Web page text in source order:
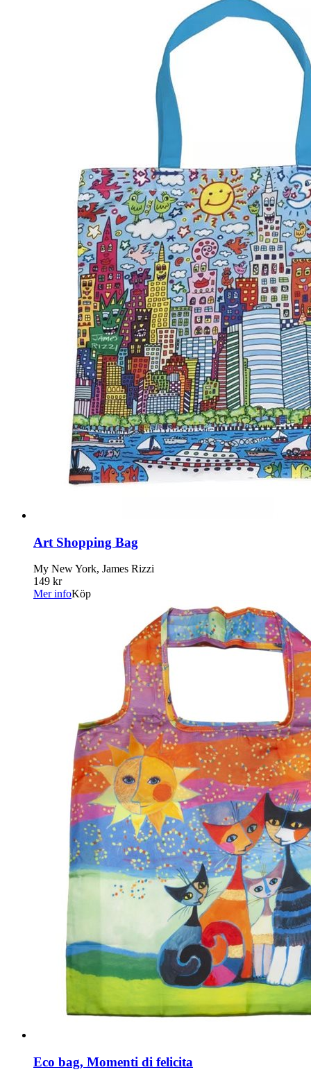
Art Shopping Bag
My New York, James Rizzi
149 kr
Mer infoKöp
Eco bag, Momenti di felicita